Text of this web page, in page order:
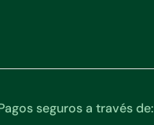
seguros a través de: